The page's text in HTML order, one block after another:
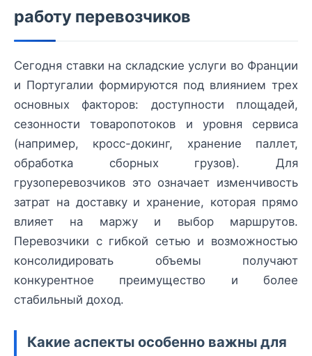
работу перевозчиков
Сегодня ставки на складские услуги во Франции
и Португалии формируются под влиянием трех
основных факторов: доступности площадей,
сезонности товаропотоков и уровня сервиса
(например, кросс-докинг, хранение паллет,
обработка сборных грузов). Для
грузоперевозчиков это означает изменчивость
затрат на доставку и хранение, которая прямо
влияет на маржу и выбор маршрутов.
Перевозчики с гибкой сетью и возможностью
консолидировать объемы получают
конкурентное преимущество и более
стабильный доход.
Какие аспекты особенно важны для